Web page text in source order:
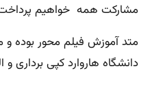
مشارکت همه خواهیم
متد آموزش فیلم محور بوده و
دانشگاه هاروارد کپی برداری